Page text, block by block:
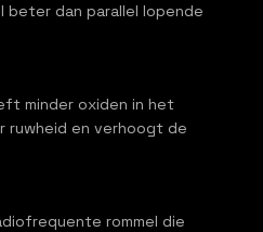
dan parallel lopende
minder oxiden in het
ruwheid en verhoogt de
rommel die